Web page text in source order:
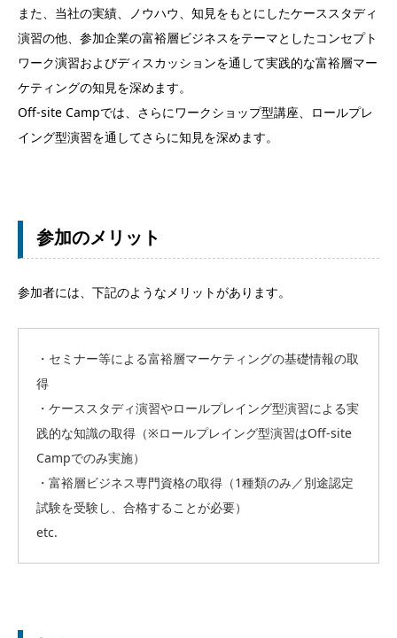
また、当社の実績、ノウハウ、知見をもとにしたケーススタディ
演習の他、参加企業の富裕層ビジネスをテーマとしたコンセプト
ワーク演習およびディスカッションを通して実践的な富裕層マー
ケティングの知見を深めます。
Off-site Campでは、さらにワークショップ型講座、ロールプレ
イング型演習を通してさらに知見を深めます。
参加のメリット
参加者には、下記のようなメリットがあります。
・セミナー等による富裕層マーケティングの基礎情報の取
得
・ケーススタディ演習やロールプレイング型演習による実
践的な知識の取得（※ロールプレイング型演習はOff-site
Campでのみ実施）
・富裕層ビジネス専門資格の取得（1種類のみ／別途認定
試験を受験し、合格することが必要）
etc.